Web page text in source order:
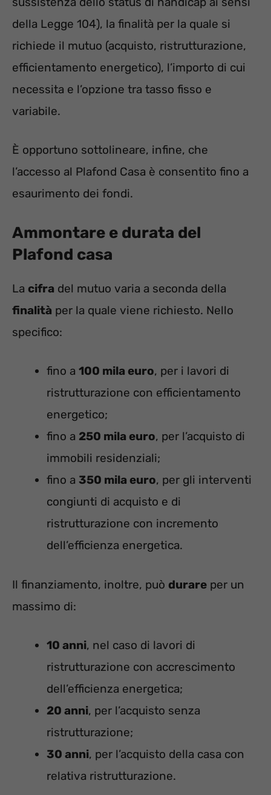
della Legge 104), la finalità per la quale si
richiede il mutuo (acquisto, ristrutturazione,
efficientamento energetico), l’importo di cui
necessita e l’opzione tra tasso fisso e
variabile.
È opportuno sottolineare, infine, che
l’accesso al Plafond Casa è consentito fino a
esaurimento dei fondi.
Ammontare e durata del
Plafond casa
La cifra del mutuo varia a seconda della
finalità per la quale viene richiesto. Nello
specifico:
fino a 100 mila euro, per i lavori di
ristrutturazione con efficientamento
energetico;
fino a 250 mila euro, per l’acquisto di
immobili residenziali;
fino a 350 mila euro, per gli interventi
congiunti di acquisto e di
ristrutturazione con incremento
dell’efficienza energetica.
Il finanziamento, inoltre, può durare per un
massimo di:
10 anni, nel caso di lavori di
ristrutturazione con accrescimento
dell’efficienza energetica;
20 anni, per l’acquisto senza
ristrutturazione;
30 anni, per l’acquisto della casa con
relativa ristrutturazione.